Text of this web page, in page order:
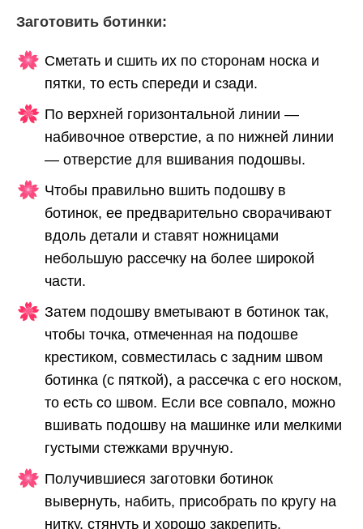
Заготовить ботинки:
Сметать и сшить их по сторонам носка и
пятки, то есть спереди и сзади.
По верхней горизонтальной линии —
набивочное отверстие, а по нижней линии
— отверстие для вшивания подошвы.
Чтобы правильно вшить подошву в
ботинок, ее предварительно сворачивают
вдоль детали и ставят ножницами
небольшую рассечку на более широкой
части.
Затем подошву вметывают в ботинок так,
чтобы точка, отмеченная на подошве
крестиком, совместилась с задним швом
ботинка (с пяткой), а рассечка с его носком,
то есть со швом. Если все совпало, можно
вшивать подошву на машинке или мелкими
густыми стежками вручную.
Получившиеся заготовки ботинок
вывернуть, набить, присобрать по кругу на
нитку, стянуть и хорошо закрепить.